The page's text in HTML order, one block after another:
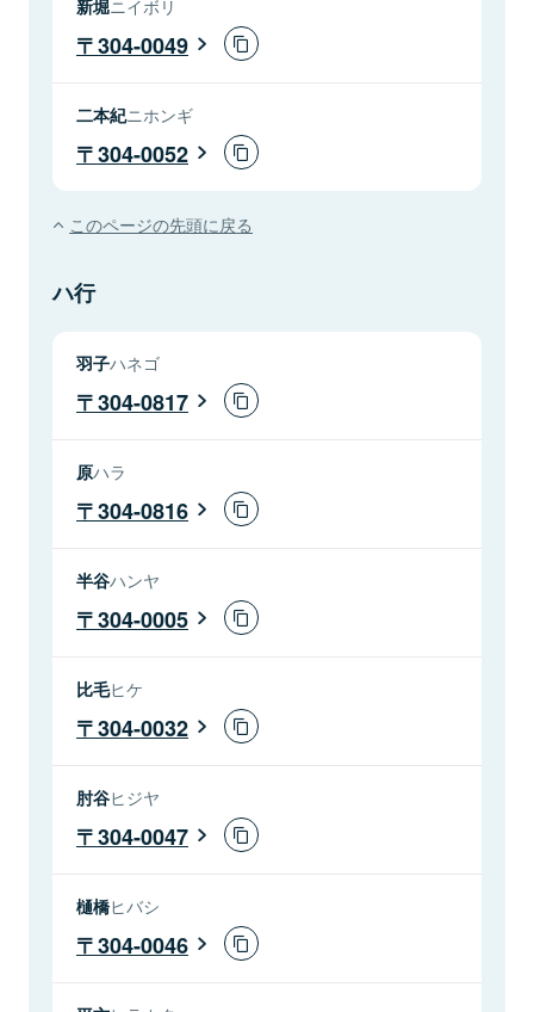
新堀ニイボリ
304-0049
二本紀ニホンギ
304-0052
このページの先頭に戻る
ハ行
羽子ハネゴ
304-0817
原ハラ
304-0816
半谷ハンヤ
304-0005
比毛ヒケ
304-0032
肘谷ヒジヤ
304-0047
樋橋ヒバシ
304-0046